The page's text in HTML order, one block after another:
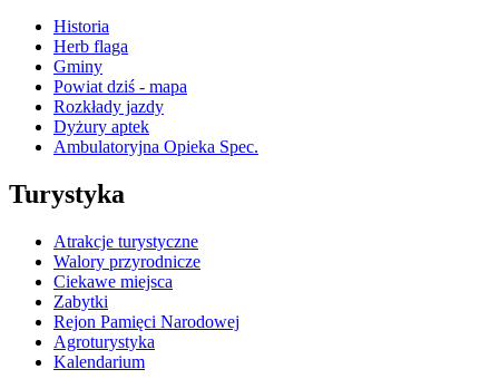
Historia
Herb flaga
Gminy
Powiat dziś - mapa
Rozkłady jazdy
Dyżury aptek
Ambulatoryjna Opieka Spec.
Turystyka
Atrakcje turystyczne
Walory przyrodnicze
Ciekawe miejsca
Zabytki
Rejon Pamięci Narodowej
Agroturystyka
Kalendarium